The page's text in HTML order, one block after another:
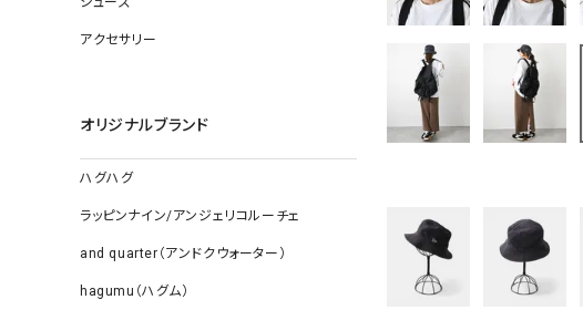
アクセサリー
オリジナルブランド
ハグハグ
ラッピンナイン/アンジェリコルーチェ
and quarter（アンドクウォーター）
hagumu（ハグム）